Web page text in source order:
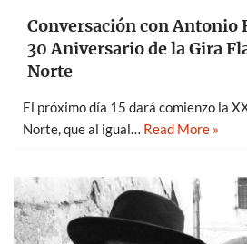
Conversación con Antonio
30 Aniversario de la Gira
Norte
El próximo día 15 dará comienzo la
Norte, que al igual… Read More »